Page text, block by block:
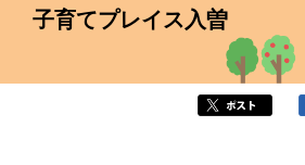
子育てプレイス入曽